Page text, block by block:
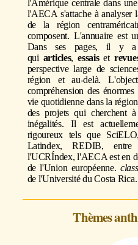
l'Amérique centrale dans
l'AECA s'attache à analyser
de la région
composent. L'annuaire est
Dans ses pages, il y
qui articles,essaiset
perspective large de
région et au-delà.
compréhension des
vie quotidienne dans la
des projets qui cherchent
inégalités. Il est
rigoureux tels que
Latindex, REDIB,
l'UCRÍndex, l'AECA est en
de l'Union européenne.
de l'Université du Costa Rica.
Thèmes